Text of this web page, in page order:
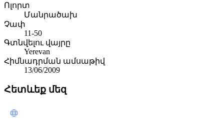
Ոլորտ
Մանրածախ
Չափ
11-50
Գտնվելու վայրը
Yerevan
Հիմնադրման ամսաթիվ
13/06/2009
Հետևեք մեզ